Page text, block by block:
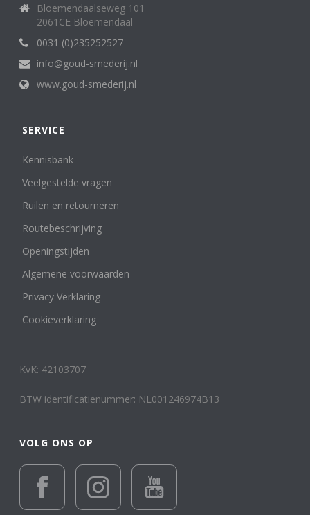
Bloemendaalseweg 101
2061CE Bloemendaal
0031 (0)235252527
info@goud-smederij.nl
www.goud-smederij.nl
SERVICE
Kennisbank
Veelgestelde vragen
Ruilen en retourneren
Routebeschrijving
Openingstijden
Algemene voorwaarden
Privacy Verklaring
Cookieverklaring
KvK: 42103707
BTW identificatienummer: NL001246974B13
VOLG ONS OP